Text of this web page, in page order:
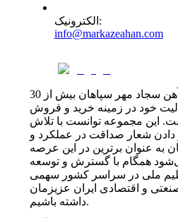
الکترونیک :
info@markazeahan.com
مرکزآهن با نام تجاری آهن سجاد مهر سپاهان بیش از 30
خود در زمینه خرید و فروش
این مجموعه توانست با تلاش
شعار صداقت در عملکرد و
به عنوان برترین در این عرصه
همگام با گسترش و توسعه
ملی در سراسر کشور سهمی
و اقتصادی ایران عزیزمان
داشته باشیم.